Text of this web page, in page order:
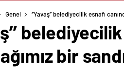
Genel ‘’Yavaş’’ belediyecilik esnafı
bir